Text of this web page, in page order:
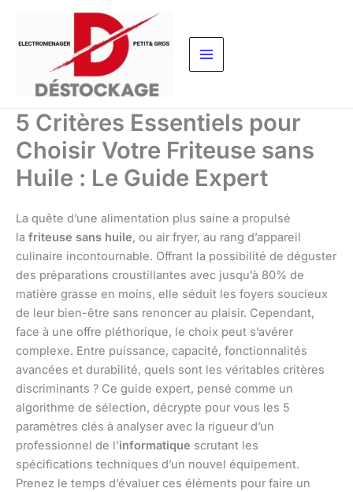
contenu
5 Critères Essentiels pour
Choisir Votre Friteuse sans
Huile : Le Guide Expert
La quête d’une alimentation plus saine a propulsé
la friteuse sans huile, ou air fryer, au rang d’appareil
culinaire incontournable. Offrant la possibilité de déguster
des préparations croustillantes avec jusqu’à 80% de
matière grasse en moins, elle séduit les foyers soucieux
de leur bien-être sans renoncer au plaisir. Cependant,
face à une offre pléthorique, le choix peut s’avérer
complexe. Entre puissance, capacité, fonctionnalités
avancées et durabilité, quels sont les véritables critères
discriminants ? Ce guide expert, pensé comme un
algorithme de sélection, décrypte pour vous les 5
paramètres clés à analyser avec la rigueur d’un
professionnel de l’informatique scrutant les
spécifications techniques d’un nouvel équipement.
Prenez le temps d’évaluer ces éléments pour faire un